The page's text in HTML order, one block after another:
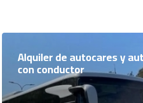
Alquiler de autocares y
con conductor